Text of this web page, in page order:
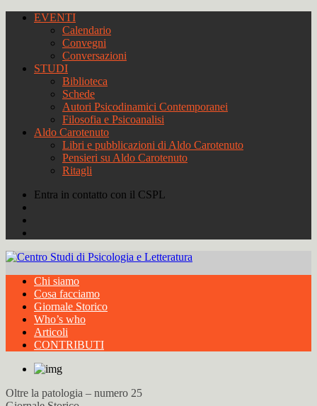
EVENTI
Calendario
Convegni
Conversazioni
STUDI
Biblioteca
Schede
Autori Psicodinamici Contemporanei
Filosofia e Psicoanalisi
Aldo Carotenuto
Libri e pubblicazioni di Aldo Carotenuto
Pensieri su Aldo Carotenuto
Ritagli
Entra in contatto con il CSPL
Chi siamo
Cosa facciamo
Giornale Storico
Who’s who
Articoli
CONTRIBUTI
Oltre la patologia – numero 25